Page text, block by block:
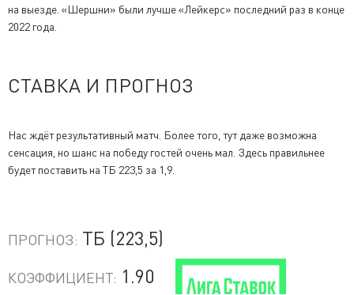
на выезде. «Шершни» были лучше «Лейкерс» последний раз в конце
2022 года.
СТАВКА И ПРОГНОЗ
Нас ждёт результативный матч. Более того, тут даже возможна
сенсация, но шанс на победу гостей очень мал. Здесь правильнее
будет поставить на ТБ 223,5 за 1,9.
ПРОГНОЗ: ТБ (223,5)
КОЭФФИЦИЕНТ: 1.90